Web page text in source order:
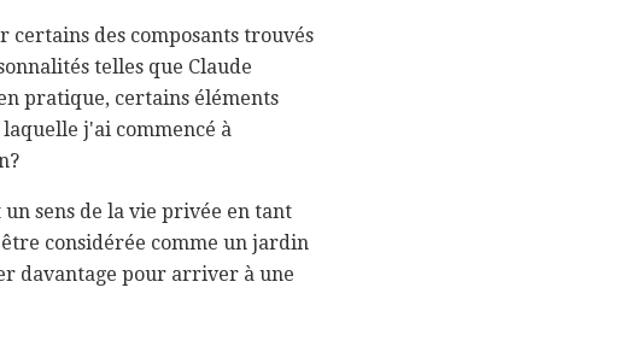
certains des composants trouvés
telles que Claude
pratique, certains éléments
j'ai commencé à
sens de la vie privée en tant
considérée comme un jardin
davantage pour arriver à une